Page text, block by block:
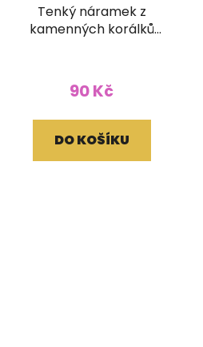
Tenký náramek z
kamenných korálků
90 Kč
DO KOŠÍKU